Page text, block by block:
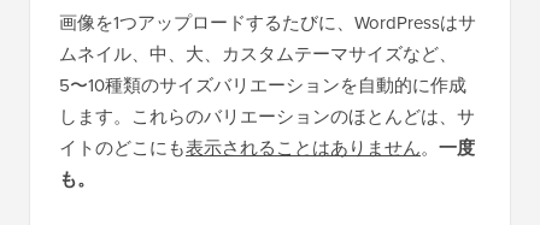
画像を1つアップロードするたびに、WordPressはサ
ムネイル、中、大、カスタムテーマサイズなど、
5〜10種類のサイズバリエーションを自動的に作成
します。これらのバリエーションのほとんどは、サ
イトのどこにも表示されることはありません。 一度
も。